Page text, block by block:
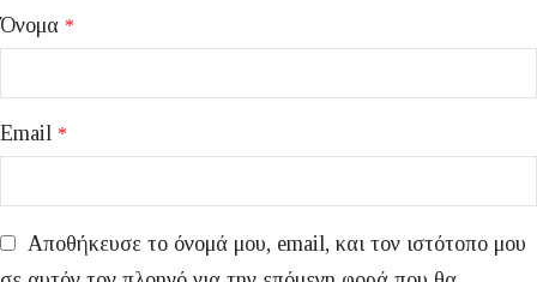
Όνομα *
Email *
Αποθήκευσε το όνομά μου, email, και τον ιστότοπο μου